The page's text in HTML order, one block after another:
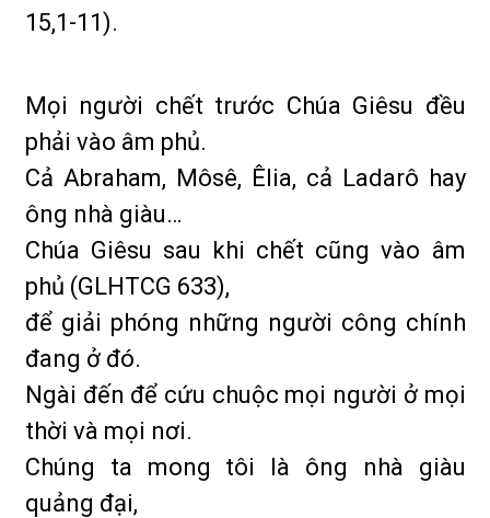
15,1-11).
Mọi người chết trước Chúa Giêsu đều
phải vào âm phủ.
Cả Abraham, Môsê, Êlia, cả Ladarô hay
ông nhà giàu…
Chúa Giêsu sau khi chết cũng vào âm
phủ (GLHTCG 633),
để giải phóng những người công chính
đang ở đó.
Ngài đến để cứu chuộc mọi người ở mọi
thời và mọi nơi.
Chúng ta mong tôi là ông nhà giàu
quảng đại,